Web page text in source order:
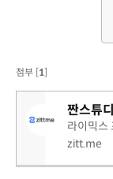
첨부 [1]
짠스튜
라이믹스
zitt.me